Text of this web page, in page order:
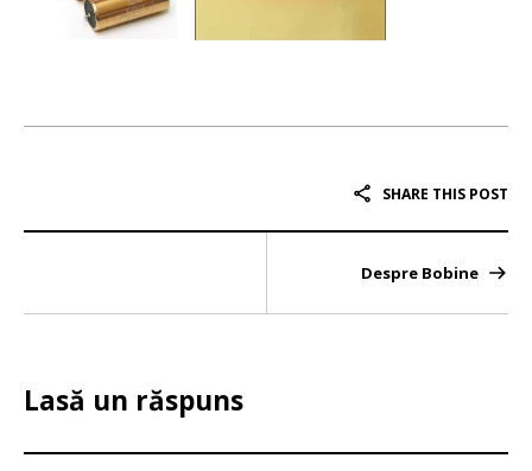
SHARE THIS POST
Despre Bobine
Lasă un răspuns